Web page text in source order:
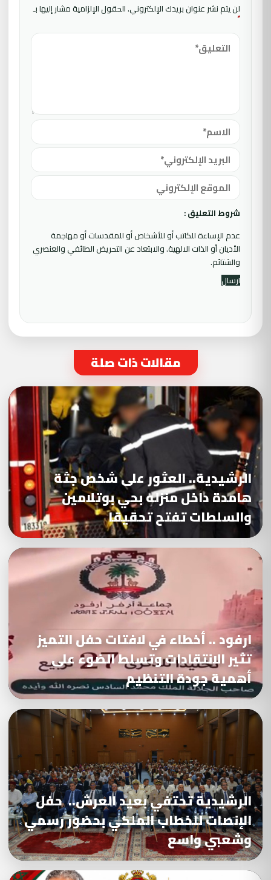
لن يتم نشر عنوان بريدك الإلكتروني.الحقول الإلزامية مشار إليها بـ
*
شروط التعليق :
عدم الإساءة للكاتب أو للأشخاص أو للمقدسات أو مهاجمة
الأديان أو الذات الالهية. والابتعاد عن التحريض الطائفي والعنصري
والشتائم.
مقالات ذات صلة
الرشيدية.. العثور على شخص جثة
هامدة داخل منزله بحي بوتلامين
والسلطات تفتح تحقيقا
ارفود .. أخطاء في لافتات حفل التميز
تثير الانتقادات وتسلط الضوء على
أهمية جودة التنظيم
الرشيدية تحتفي بعيد العرش.. حفل
الإنصات للخطاب الملكي بحضور رسمي
وشعبي واسع